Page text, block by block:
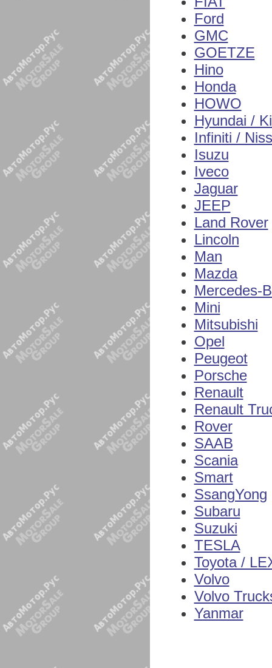
Ford
GMC
GOETZE
Hino
Honda
HOWO
Hyundai /
Infiniti /
Isuzu
Iveco
Jaguar
JEEP
Land Rover
Lincoln
Man
Mazda
Mercedes-
Mini
Mitsubishi
Opel
Peugeot
Porsche
Renault
Renault
Rover
SAAB
Scania
Smart
SsangYong
Subaru
Suzuki
TESLA
Toyota /
Volvo
Volvo
Yanmar